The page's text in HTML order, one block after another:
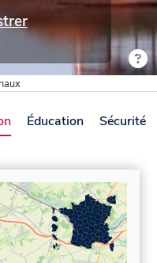
Éducation Sécurité